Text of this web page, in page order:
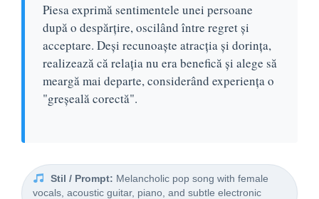
Piesa exprimă sentimentele unei persoane
după o despărțire, oscilând între regret și
acceptare. Deși recunoaște atracția și dorința,
realizează că relația nu era benefică și alege să
meargă mai departe, considerând experiența o
"greșeală corectă".
Stil / Prompt: Melancholic pop song with female
vocals, acoustic guitar, piano, and subtle electronic